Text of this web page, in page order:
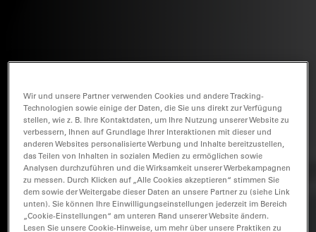
Wir und unsere Partner verwenden Cookies und andere Tracking-
Technologien sowie einige der Daten, die Sie uns direkt zur Verfügung
stellen, wie z. B. Ihre Kontaktdaten, um Ihre Nutzung unserer Website zu
verbessern, Ihnen auf Grundlage Ihrer Interaktionen mit dieser und
anderen Websites personalisierte Werbung und Inhalte bereitzustellen,
das Teilen von Inhalten in sozialen Medien zu ermöglichen sowie
Analysen durchzuführen und die Wirksamkeit unserer Werbekampagnen
zu messen. Durch Klicken auf „Alle Cookies akzeptieren“ stimmen Sie
dem sowie der Weitergabe dieser Daten an unsere Partner zu (siehe Link
unten). Sie können Ihre Einwilligungseinstellungen jederzeit im Bereich
„Cookie-Einstellungen“ am unteren Rand unserer Website ändern.
Lesen Sie unsere Cookie-Hinweise, um mehr über unsere Praktiken zu